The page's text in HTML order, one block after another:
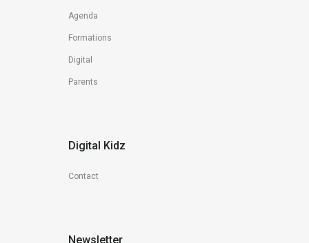
Agenda
Formations
Digital
Parents
Digital Kidz
Contact
Newsletter